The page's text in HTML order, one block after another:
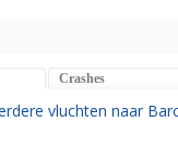
Crashes
vluchten naar